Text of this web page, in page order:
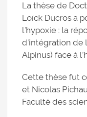
La thèse de
Loïck Ducros a
l’hypoxie : la
d’intégration de
Alpinus) face à
Cette thèse fut
et Nicolas
Faculté des